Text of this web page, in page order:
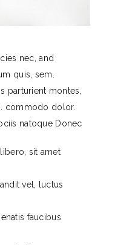
nec, and
quis, sem.
parturient montes,
commodo dolor.
natoque Donec
sit amet
vel, luctus
faucibus